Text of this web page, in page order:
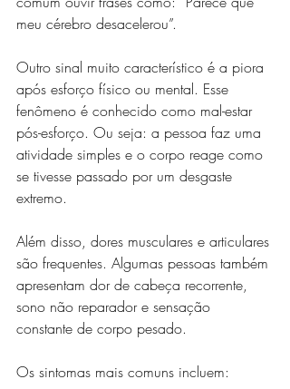
meu cérebro desacelerou”.
Outro sinal muito característico é a piora
após esforço físico ou mental. Esse
fenômeno é conhecido como mal-estar
pós-esforço. Ou seja: a pessoa faz uma
atividade simples e o corpo reage como
se tivesse passado por um desgaste
extremo.
Além disso, dores musculares e articulares
são frequentes. Algumas pessoas também
apresentam dor de cabeça recorrente,
sono não reparador e sensação
constante de corpo pesado.
Os sintomas mais comuns incluem: